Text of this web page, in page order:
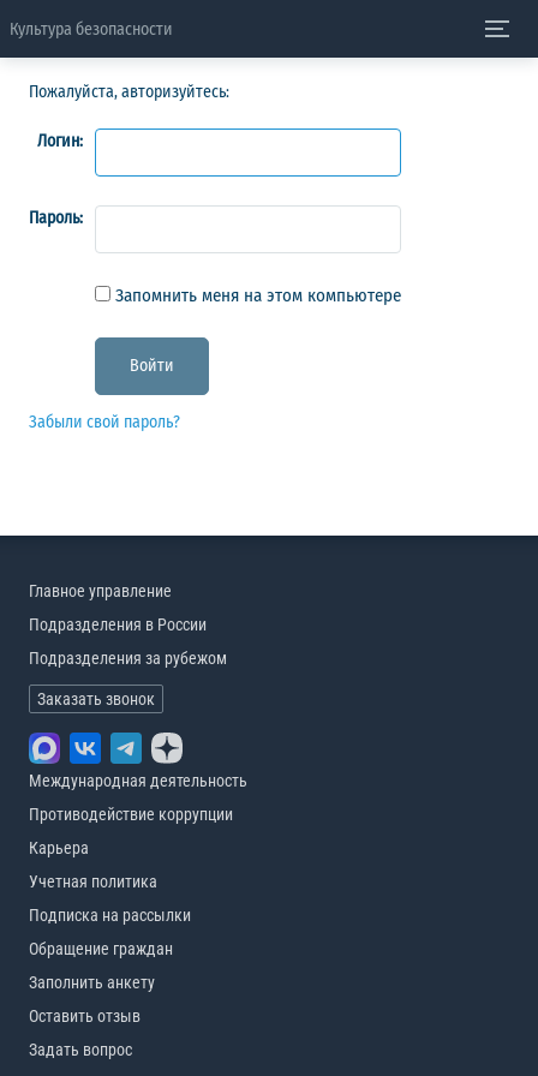
Культура безопасности
Пожалуйста, авторизуйтесь:
Логин:
Пароль:
Запомнить меня на этом компьютере
Забыли свой пароль?
Главное управление
Подразделения в России
Подразделения за рубежом
Заказать звонок
Международная деятельность
Противодействие коррупции
Карьера
Учетная политика
Подписка на рассылки
Обращение граждан
Заполнить анкету
Оставить отзыв
Задать вопрос